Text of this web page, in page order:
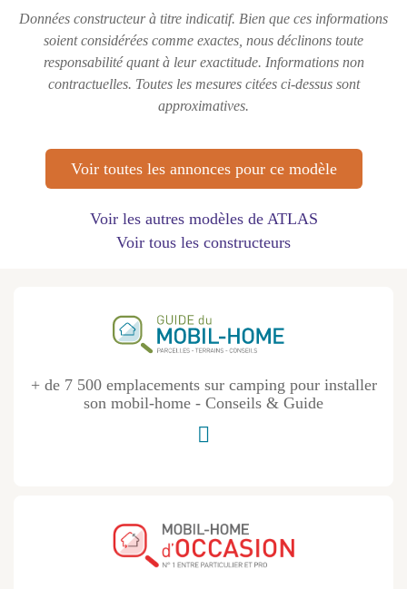
Données constructeur à titre indicatif. Bien que ces informations
soient considérées comme exactes, nous déclinons toute
responsabilité quant à leur exactitude. Informations non
contractuelles. Toutes les mesures citées ci-dessus sont
approximatives.
Voir toutes les annonces pour ce modèle
Voir les autres modèles de ATLAS
Voir tous les constructeurs
+ de 7 500 emplacements sur camping pour installer
son mobil-home - Conseils & Guide